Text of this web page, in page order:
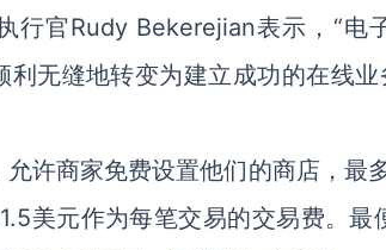
行官Rudy Bekerejian表示，“电
利无缝地转变为建立成功的在线
许商家免费设置他们的商店，最
美元作为每笔交易的交易费。